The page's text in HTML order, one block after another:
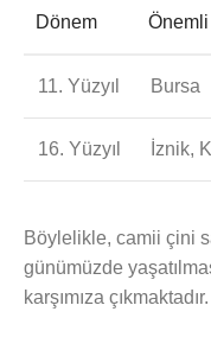
Dönem
11. Yüzyıl Bursa
16. Yüzyıl İznik,
Böylelikle, camii çini
günümüzde
karşımıza çıkmaktadır.